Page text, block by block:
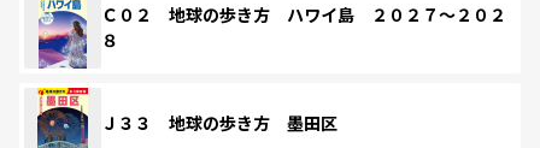
Ｃ０２ 地球の歩き方 ハワイ島 ２０２７～２０２
８
Ｊ３３ 地球の歩き方 墨田区